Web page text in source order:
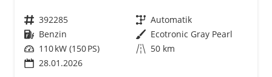
Fahrzeugnr. 392285 Getriebe Automatik
Kraftstoff Benzin Außenfarbe Ecotronic Gray Pearl
Leistung 110 kW (150 PS) Kilometerstand 50 km
28.01.2026